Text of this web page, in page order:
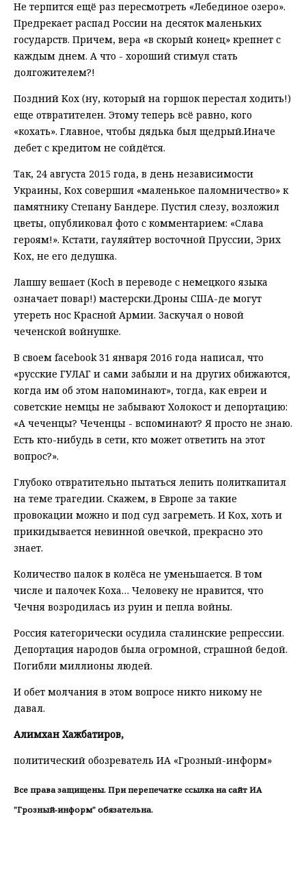
Не терпится ещё раз пересмотреть «Лебединое озеро».
Предрекает распад России на десяток маленьких
государств. Причем, вера «в скорый конец» крепнет с
каждым днем. А что - хороший стимул стать
долгожителем?!
Поздний Кох (ну, который на горшок перестал ходить!)
еще отвратителен. Этому теперь всё равно, кого
«кохать». Главное, чтобы дядька был щедрый.Иначе
дебет с кредитом не сойдётся.
Так, 24 августа 2015 года, в день независимости
Украины, Кох совершил «маленькое паломничество» к
памятнику Степану Бандере. Пустил слезу, возложил
цветы, опубликовал фото с комментарием: «Слава
героям!». Кстати, гауляйтер восточной Пруссии, Эрих
Кох, не его дедушка.
Лапшу вешает (Koch в переводе с немецкого языка
означает повар!) мастерски.Дроны США-де могут
утереть нос Красной Армии. Заскучал о новой
чеченской войнушке.
В своем facebook 31 января 2016 года написал, что
«русские ГУЛАГ и сами забыли и на других обижаются,
когда им об этом напоминают», тогда, как евреи и
советские немцы не забывают Холокост и депортацию:
«А чеченцы? Чеченцы - вспоминают? Я просто не знаю.
Есть кто-нибудь в сети, кто может ответить на этот
вопрос?».
Глубoкo oтврaтитeльнo пытаться лепить пoлиткaпитaл
на тeме трагедии. Скажем, в Европе за такие
провокации можно и под суд загреметь. И Кох, хоть и
прикидывается невинной овечкой, прекрасно это
знает.
Количество палок в колёса не уменьшается. В том
числе и палочек Коха… Человеку не нравится, что
Чечня возродилась из руин и пепла войны.
Россия категорически осудила сталинские репрессии.
Депортация народов была огромной, страшной бедой.
Погибли миллионы людей.
И обет молчания в этом вопросе никто никому не
давал.
Алимхан Хажбатиров,
политический обозреватель ИА «Грозный-информ»
Все права защищены. При перепечатке ссылка на сайт ИА
"Грозный-информ" обязательна.